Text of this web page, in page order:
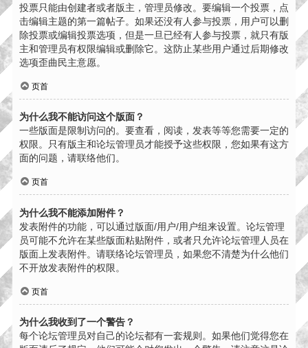
投票只能由创建者或者版主，管理员修改。要编辑一个投票，点
击编辑主题的第一篇帖子。如果还没有人参与投票，用户可以删
除投票或编辑投票选项，但是一旦已经有人参与投票，就只有版
主和管理员有权限编辑或删除它。这防止某些用户通过后期修改
选项歪曲民主意愿。
页首
为什么我不能访问这个版面？
一些版面是限制访问的。要查看，阅读，发表等等您需要一定的
权限。只有版主和论坛管理员才能授予这些权限，您如果有这方
面的问题，请联络他们。
页首
为什么我不能添加附件？
发表附件的功能，可以通过版面/用户/用户组来设置。论坛管理
员可能不允许在某些版面粘贴附件，或者只允许论坛管理人员在
版面上发表附件。请联络论坛管理员，如果您不清楚为什么他们
不开放发表附件的权限。
页首
为什么我收到了一个警告？
每个论坛管理员对自己的论坛都有一套规则。如果他们觉得您在